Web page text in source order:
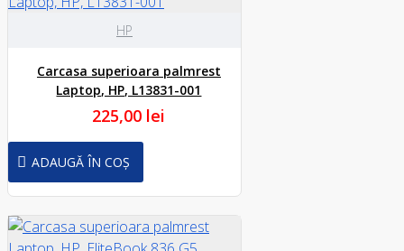
HP
Carcasa superioara palmrest
Laptop, HP, L13831-001
225,00 lei
ADAUGĂ ÎN COȘ